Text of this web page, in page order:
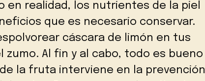
en realidad, los nutrientes de la piel
que es necesario conservar.
cáscara de limón en tus
zumo. Al fin y al cabo, todo es bueno
la fruta interviene en la prevención